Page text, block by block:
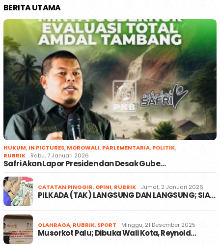
BERITA UTAMA
HUKUM, IN PICTURES, MOROWALI, PARLEMENTARIA, POLITIK,
RUBRIK
Rabu, 7 Januari 2026
Safri Akan Lapor Presiden dan Desak Gube…
CATATAN PINGGIR, OPINI, RUBRIK Jumat, 2 Januari 2026
PILKADA (TAK) LANGSUNG DAN LANGSUNG; SIA…
OLAHRAGA, RUBRIK, SPORT Minggu, 21 Desember 2025
Musorkot Palu; Dibuka Wali Kota, Reynold…